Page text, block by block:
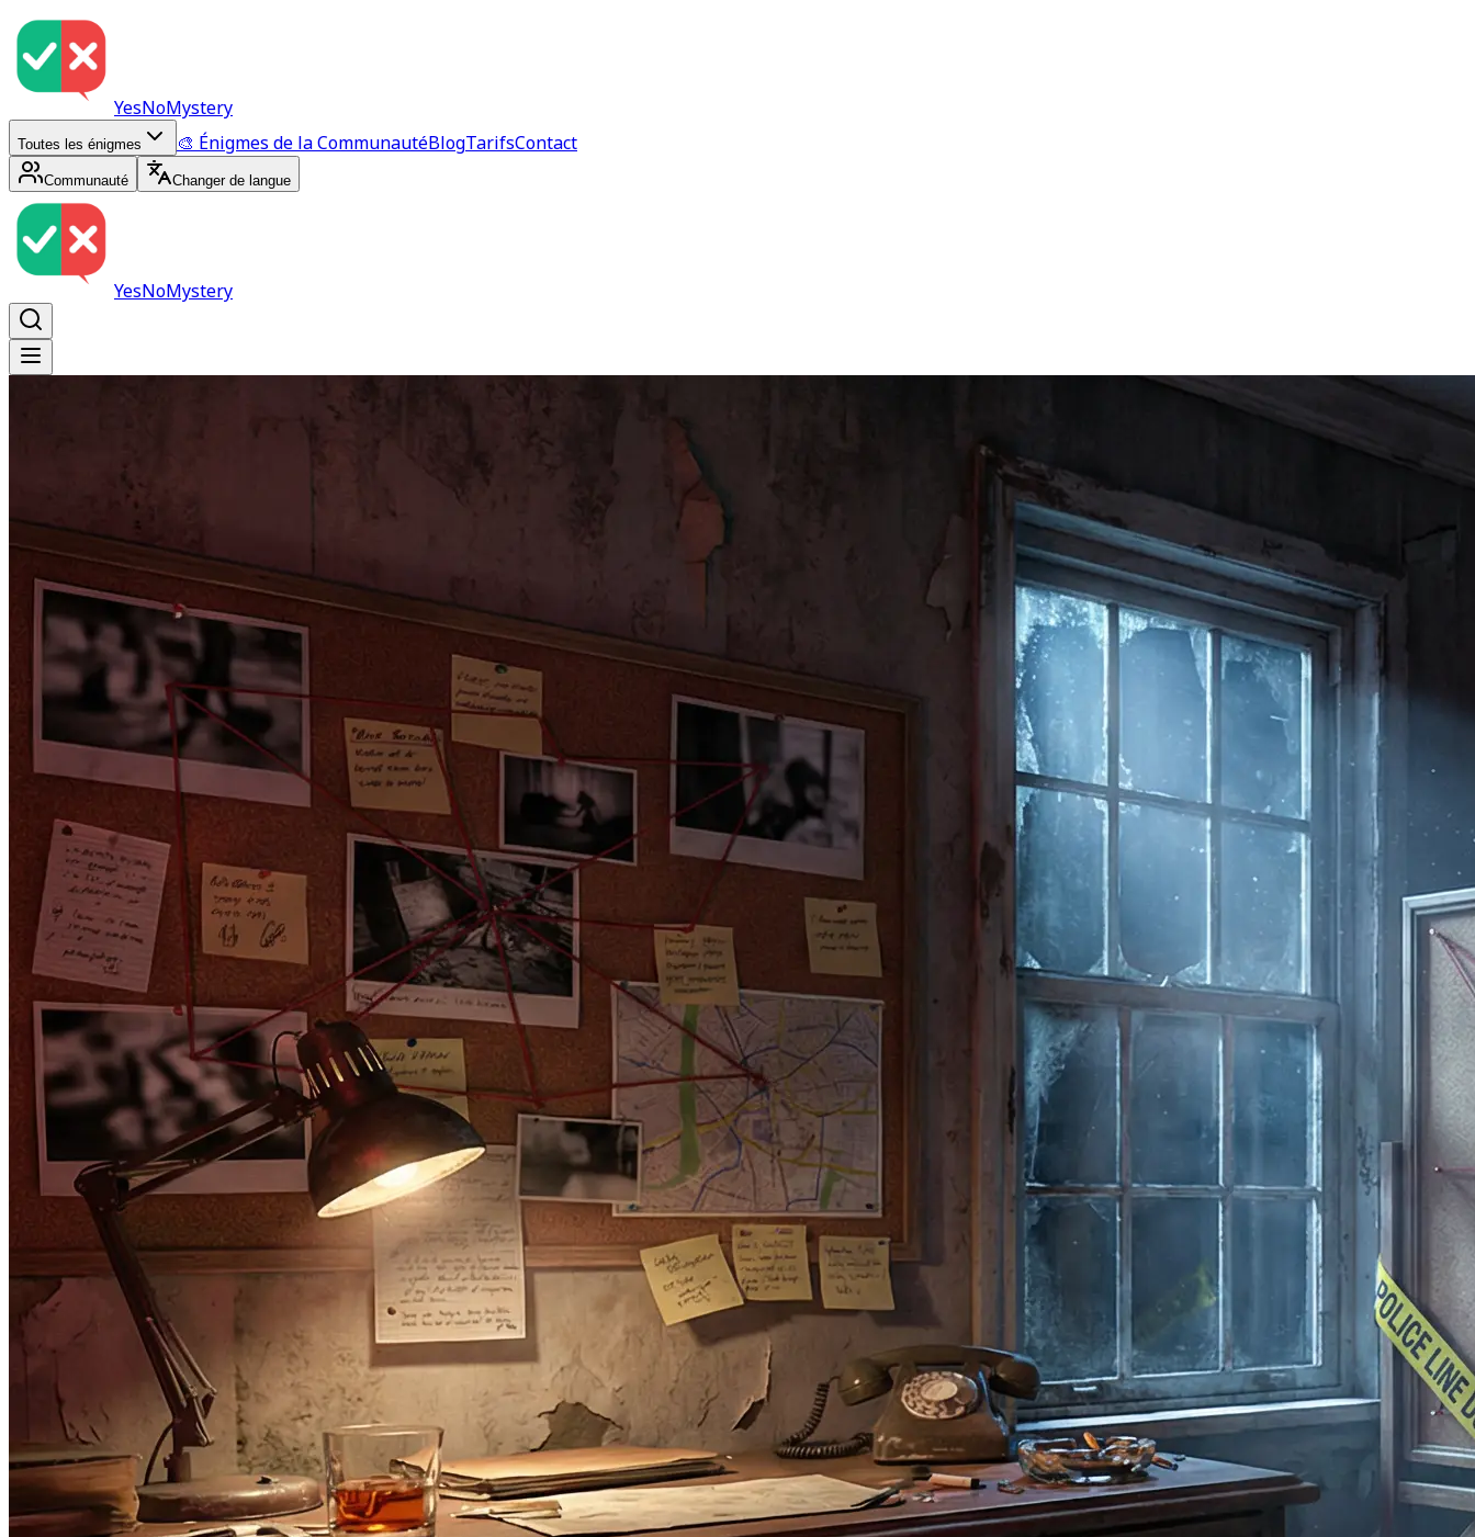
YesNoMystery
Toutes les énigmes 🎨 Énigmes de la CommunautéBlogTarifsContact
Communauté Changer de langue
YesNoMystery